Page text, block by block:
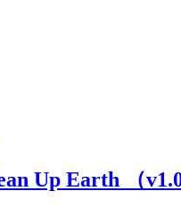
Up Earth （